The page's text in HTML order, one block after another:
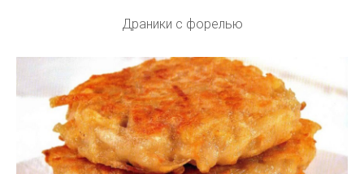
Драники с форелью